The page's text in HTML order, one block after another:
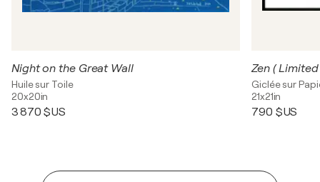
Night on the Great Wall
Huile sur Toile
20x20in
3 870 $US
Zen (
Giclée sur
21x21in
790 $US